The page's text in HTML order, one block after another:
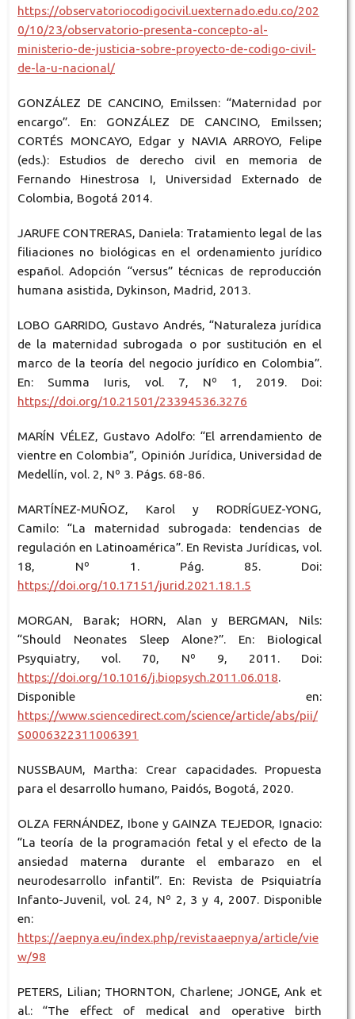
https://observatoriocodigocivil.uexternado.edu.co/202
0/10/23/observatorio-presenta-concepto-al-
ministerio-de-justicia-sobre-proyecto-de-codigo-civil-
de-la-u-nacional/
GONZÁLEZ DE CANCINO, Emilssen: “Maternidad por
encargo”. En: GONZÁLEZ DE CANCINO, Emilssen;
CORTÉS MONCAYO, Edgar y NAVIA ARROYO, Felipe
(eds.): Estudios de derecho civil en memoria de
Fernando Hinestrosa I, Universidad Externado de
Colombia, Bogotá 2014.
JARUFE CONTRERAS, Daniela: Tratamiento legal de las
filiaciones no biológicas en el ordenamiento jurídico
español. Adopción “versus” técnicas de reproducción
humana asistida, Dykinson, Madrid, 2013.
LOBO GARRIDO, Gustavo Andrés, “Naturaleza jurídica
de la maternidad subrogada o por sustitución en el
marco de la teoría del negocio jurídico en Colombia”.
En: Summa Iuris, vol. 7, Nº 1, 2019. Doi:
https://doi.org/10.21501/23394536.3276
MARÍN VÉLEZ, Gustavo Adolfo: “El arrendamiento de
vientre en Colombia”, Opinión Jurídica, Universidad de
Medellín, vol. 2, Nº 3. Págs. 68-86.
MARTÍNEZ-MUÑOZ, Karol y RODRÍGUEZ-YONG,
Camilo: “La maternidad subrogada: tendencias de
regulación en Latinoamérica”. En Revista Jurídicas, vol.
18, Nº 1. Pág. 85. Doi:
https://doi.org/10.17151/jurid.2021.18.1.5
MORGAN, Barak; HORN, Alan y BERGMAN, Nils:
“Should Neonates Sleep Alone?”. En: Biological
Psyquiatry, vol. 70, Nº 9, 2011. Doi:
https://doi.org/10.1016/j.biopsych.2011.06.018.
Disponible en:
https://www.sciencedirect.com/science/article/abs/pii/
S0006322311006391
NUSSBAUM, Martha: Crear capacidades. Propuesta
para el desarrollo humano, Paidós, Bogotá, 2020.
OLZA FERNÁNDEZ, Ibone y GAINZA TEJEDOR, Ignacio:
“La teoría de la programación fetal y el efecto de la
ansiedad materna durante el embarazo en el
neurodesarrollo infantil”. En: Revista de Psiquiatría
Infanto-Juvenil, vol. 24, Nº 2, 3 y 4, 2007. Disponible
en:
https://aepnya.eu/index.php/revistaaepnya/article/vie
w/98
PETERS, Lilian; THORNTON, Charlene; JONGE, Ank et
al.: “The effect of medical and operative birth